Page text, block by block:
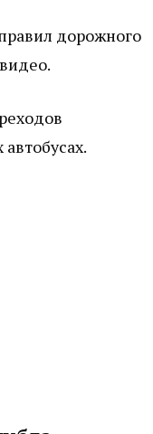
дорожного